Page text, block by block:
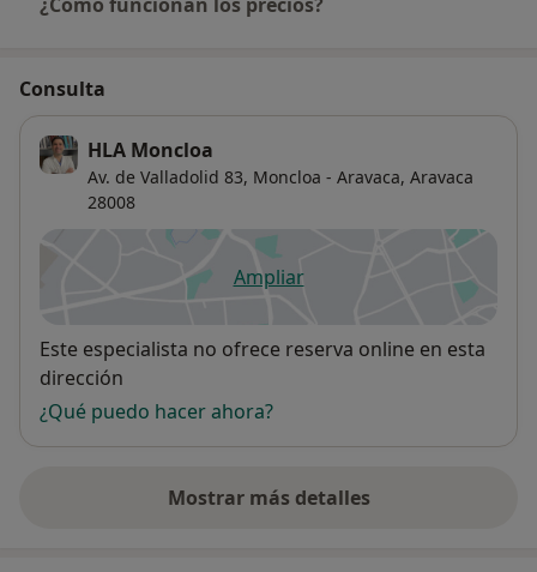
¿Cómo funcionan los precios?
Consulta
HLA Moncloa
Av. de Valladolid 83, Moncloa - Aravaca, Aravaca
28008
Ampliarse abre en una nueva
Disponibilidad
Este especialista no ofrece reserva online en esta
dirección
¿Qué puedo hacer ahora?
Mostrar más detalles
sobre la dirección